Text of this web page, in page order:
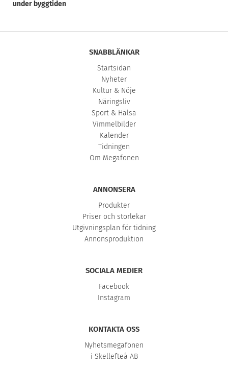
under byggtiden
SNABBLÄNKAR
Startsidan
Nyheter
Kultur & Nöje
Näringsliv
Sport & Hälsa
Vimmelbilder
Kalender
Tidningen
Om Megafonen
ANNONSERA
Produkter
Priser och storlekar
Utgivningsplan för tidning
Annonsproduktion
SOCIALA MEDIER
Facebook
Instagram
KONTAKTA OSS
Nyhetsmegafonen
i Skellefteå AB